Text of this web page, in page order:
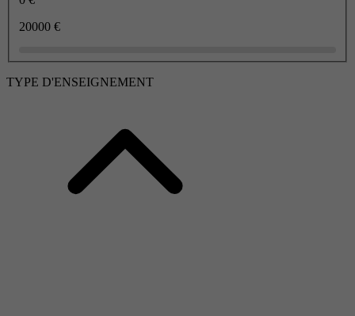
20000 €
TYPE D'ENSEIGNEMENT